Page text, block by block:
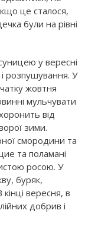
це сталося,
були на рівні
у вересні
розпушування. У
жовтня
мульчувати
від
зими.
смородини та
та поламані
росою. У
буряк,
вересня, в
добрив і